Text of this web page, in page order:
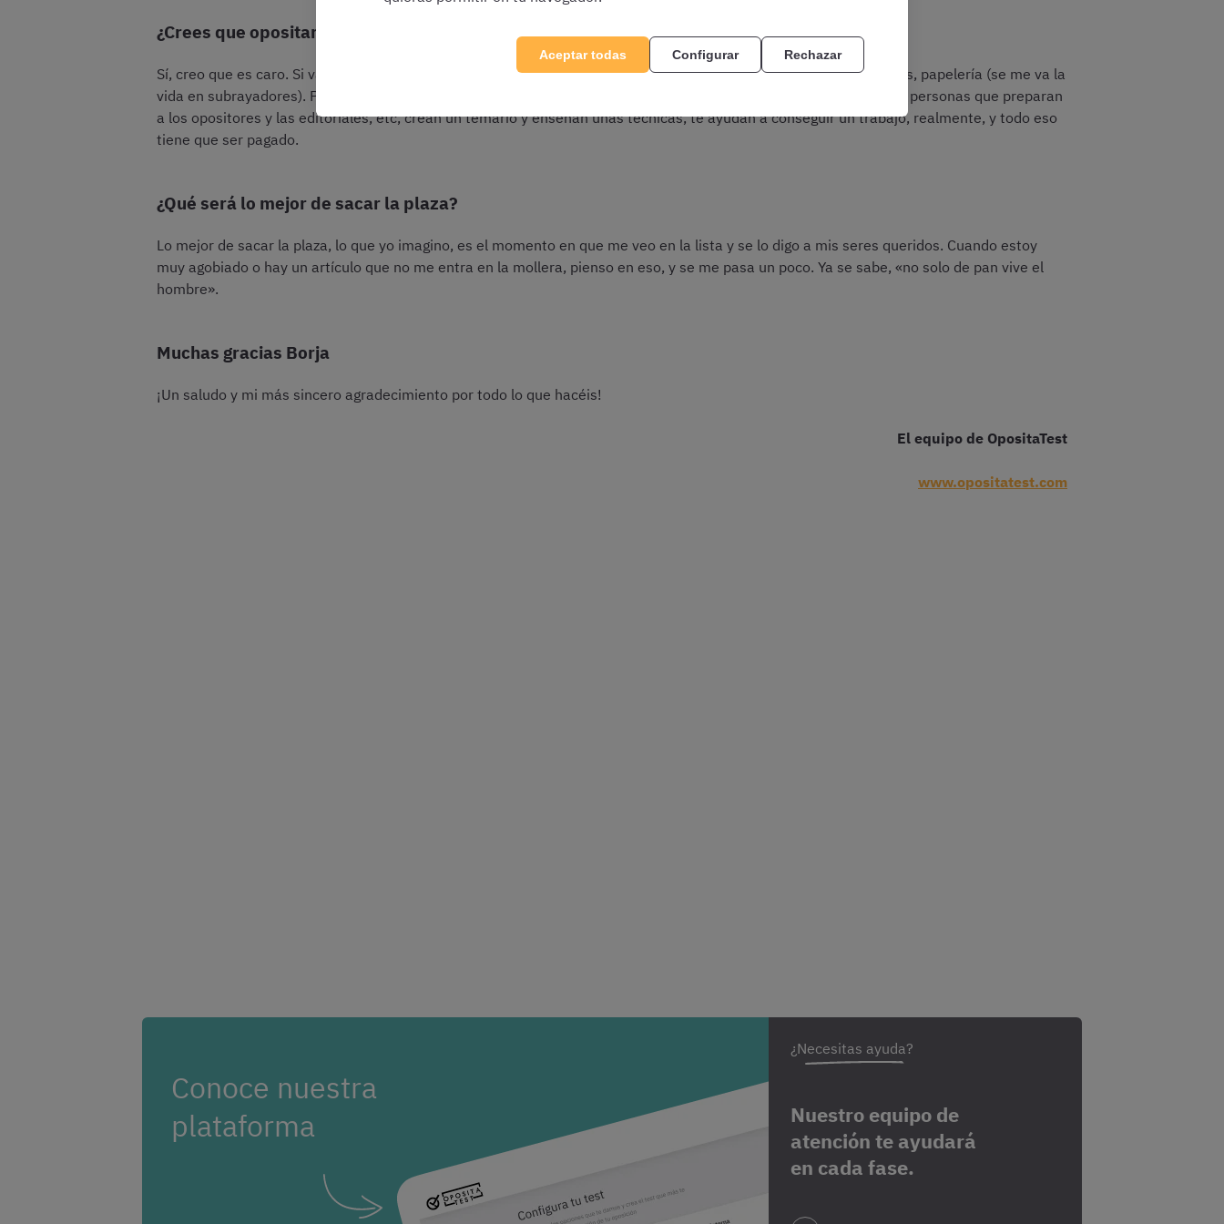
¿Crees que opositar es caro?
Sí, creo que es caro. Si vas a academia, es un desembolso mensual importante, por no hablar de los libros, apuntes, papelería (se me va la
vida en subrayadores). Pero hay que pensarlo como lo que es: una inversión a medio-largo plazo. Entiendo que las personas que preparan
a los opositores y las editoriales, etc, crean un temario y enseñan unas técnicas, te ayudan a conseguir un trabajo, realmente, y todo eso
tiene que ser pagado.
¿Qué será lo mejor de sacar la plaza?
Lo mejor de sacar la plaza, lo que yo imagino, es el momento en que me veo en la lista y se lo digo a mis seres queridos. Cuando estoy
muy agobiado o hay un artículo que no me entra en la mollera, pienso en eso, y se me pasa un poco. Ya se sabe, «no solo de pan vive el
hombre».
Muchas gracias Borja
¡Un saludo y mi más sincero agradecimiento por todo lo que hacéis!
El equipo de OpositaTest
www.opositatest.com
Conoce nuestra
plataforma
¿Necesitas ayuda?
Nuestro equipo de
atención te ayudará
en cada fase.
Aceptar todas Configurar Rechazar